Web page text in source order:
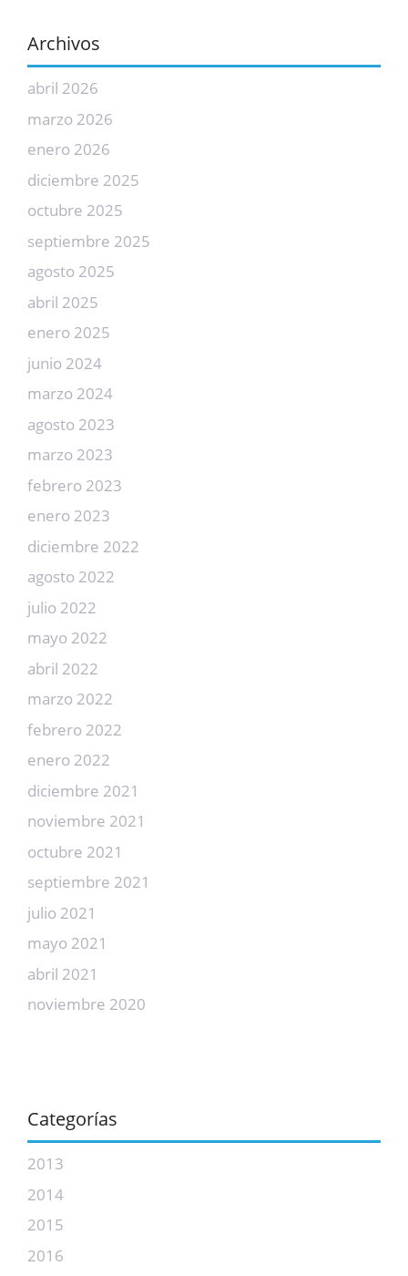
Archivos
abril 2026
marzo 2026
enero 2026
diciembre 2025
octubre 2025
septiembre 2025
agosto 2025
abril 2025
enero 2025
junio 2024
marzo 2024
agosto 2023
marzo 2023
febrero 2023
enero 2023
diciembre 2022
agosto 2022
julio 2022
mayo 2022
abril 2022
marzo 2022
febrero 2022
enero 2022
diciembre 2021
noviembre 2021
octubre 2021
septiembre 2021
julio 2021
mayo 2021
abril 2021
noviembre 2020
Categorías
2013
2014
2015
2016